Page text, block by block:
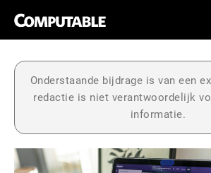
Onderstaande bijdrage is van een
redactie is niet verantwoordelijk
informatie.